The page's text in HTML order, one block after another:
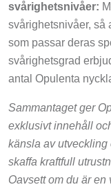
svårighetsnivåer:
svårighetsnivåer, så
som passar deras
svårighetsgrad
antal Opulenta
Sammantaget ger
exklusivt innehåll
känsla av utveckling
skaffa kraftfull
Oavsett om du är